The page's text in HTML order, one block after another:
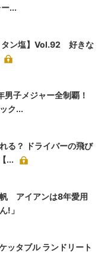
...
タン塩】Vol.92 好きな
男子メジャー全制覇！
ク...
る？ ドライバーの飛び
...
帆 アイアンは8年愛用
!」
ッタブル ランドリート